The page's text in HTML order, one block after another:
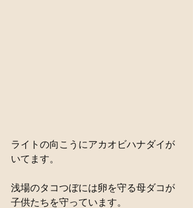
ライトの向こうにアカオビハナダイが
いてます。
浅場のタコつぼには卵を守る母ダコが
子供たちを守っています。